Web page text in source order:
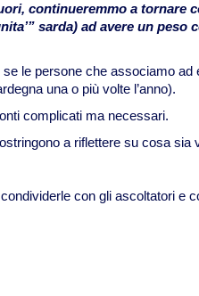
continueremmo a tornare
sarda) ad avere un peso
le persone che associamo ad
una o più volte l’anno).
complicati ma necessari.
a riflettere su cosa
con gli ascoltatori e